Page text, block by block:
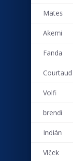
Mates
Akemi
Fanda
Courtaud
Volfi
brendi
Indián
Vlček